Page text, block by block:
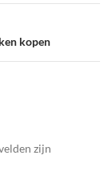
kopen
zijn